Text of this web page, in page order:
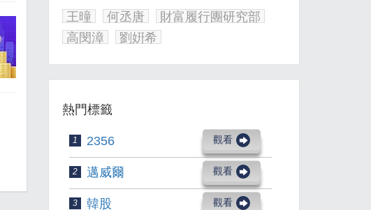
王曈
何丞唐
財富履行團研究部
高閔漳
劉姸希
熱門標籤
1 2356 觀看
2 邁威爾 觀看
3 韓股 觀看